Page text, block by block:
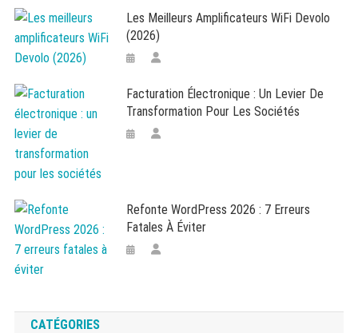
Les Meilleurs Amplificateurs WiFi Devolo
(2026)
Facturation Électronique : Un Levier De
Transformation Pour Les Sociétés
Refonte WordPress 2026 : 7 Erreurs
Fatales À Éviter
CATÉGORIES